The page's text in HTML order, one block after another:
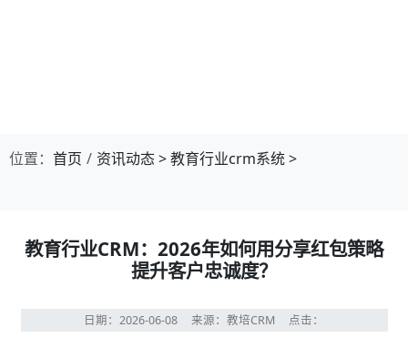
位置： 首页 资讯动态>教育行业crm系统>
教育行业CRM：2026年如何用分享红包策略
提升客户忠诚度？
日期：2026-06-08 来源：教培CRM 点击：